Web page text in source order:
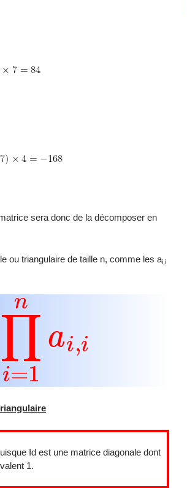
sera donc de la décomposer en
ou triangulaire de taille n, comme les ai,i
i=1
Id est une matrice diagonale dont
1.